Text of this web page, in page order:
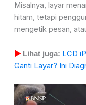
Misalnya, layar
hitam, tetapi
mengetik pesan,
▶Lihat juga: LCD
Ganti Layar? Ini